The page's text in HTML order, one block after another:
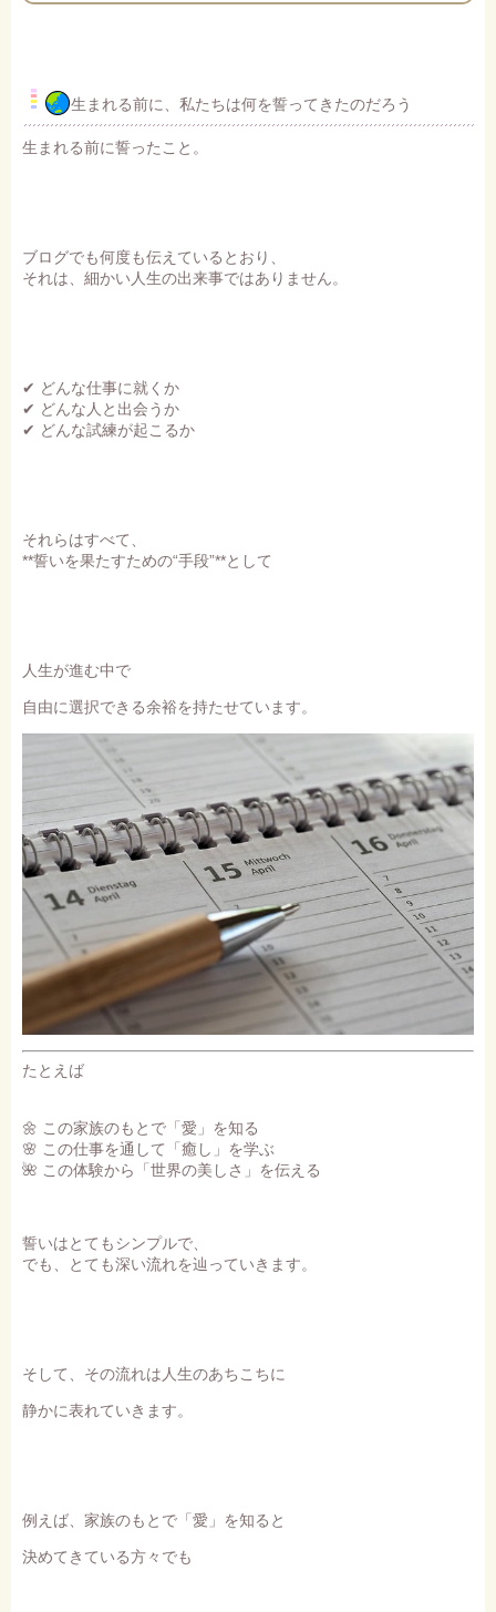
生まれる前に、私たちは何を誓ってきたのだろう
生まれる前に誓ったこと。
ブログでも何度も伝えているとおり、
それは、細かい人生の出来事ではありません。
✔ どんな仕事に就くか
✔ どんな人と出会うか
✔ どんな試練が起こるか
それらはすべて、
**誓いを果たすための“手段”**として
人生が進む中で
自由に選択できる余裕を持たせています。
たとえば
🌼 この家族のもとで「愛」を知る
🌸 この仕事を通して「癒し」を学ぶ
🌺 この体験から「世界の美しさ」を伝える
誓いはとてもシンプルで、
でも、とても深い流れを辿っていきます。
そして、その流れは人生のあちこちに
静かに表れていきます。
例えば、家族のもとで「愛」を知ると
決めてきている方々でも